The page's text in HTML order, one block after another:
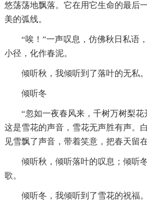
悠荡荡地飘落。它在用它生命的最后
美的弧线。
“唉！”一声叹息，仿佛秋日私语
小径，化作春泥。
倾听秋，我倾听到了落叶的无私。
倾听冬
“忽如一夜春风来，千树万树梨花
这是雪花的声音，雪花无声胜有声。
见雪飘了声音，带着笑意，把春天留
倾听秋，倾听落叶的叹息；倾听
歌。
倾听冬，我倾听到了雪花的祝福。